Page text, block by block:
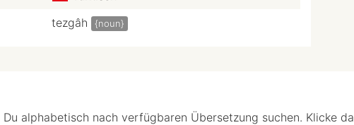
tezgâh {noun}
alphabetisch nach verfügbaren Übersetzung suchen. Klicke